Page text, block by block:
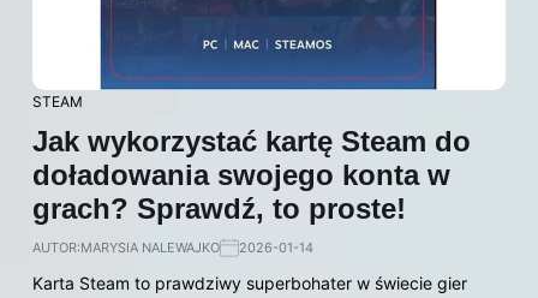
STEAM
Jak wykorzystać kartę Steam do
doładowania swojego konta w
grach? Sprawdź, to proste!
AUTOR:MARYSIA NALEWAJKO 2026-01-14
Karta Steam to prawdziwy superbohater w świecie gier